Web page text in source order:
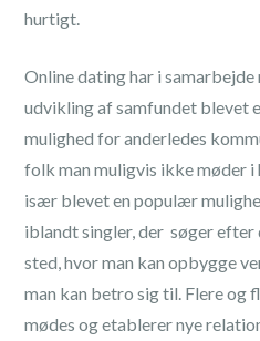
hurtigt.
Online dating har i samarbejde
udvikling af samfundet blevet
mulighed for anderledes
folk man muligvis ikke møder i
især blevet en populær
iblandt singler, der søger efter
sted, hvor man kan opbygge
man kan betro sig til. Flere og
mødes og etablerer nye